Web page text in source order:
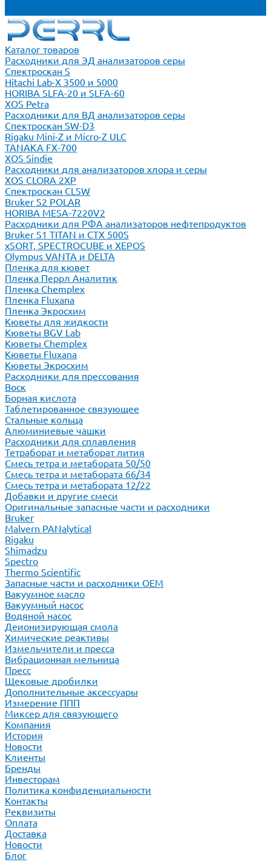
Каталог товаров
Расходники для ЭД анализаторов серы
Спектроскан S
Hitachi Lab-X 3500 и 5000
HORIBA SLFA-20 и SLFA-60
XOS Petra
Расходники для ВД анализаторов серы
Спектроскан SW-D3
Rigaku Mini-Z и Micro-Z ULC
TANAKA FX-700
XOS Sindie
Расходники для анализаторов хлора и серы
XOS CLORA 2XP
Спектроскан CLSW
Bruker S2 POLAR
HORIBA MESA-7220V2
Расходники для РФА анализаторов нефтепродуктов
Bruker S1 TITAN и CTX 500S
xSORT, SPECTROCUBE и XEPOS
Olympus VANTA и DELTA
Пленка для кювет
Пленка Перрл Аналитик
Пленка Chemplex
Пленка Fluxana
Пленка Экросхим
Кюветы для жидкости
Кюветы BGV Lab
Кюветы Chemplex
Кюветы Fluxana
Кюветы Экросхим
Расходники для прессования
Воск
Борная кислота
Таблетированное связующее
Стальные кольца
Алюминиевые чашки
Расходники для сплавления
Тетраборат и метаборат лития
Смесь тетра и метабората 50/50
Смесь тетра и метабората 66/34
Смесь тетра и метабората 12/22
Добавки и другие смеси
Оригинальные запасные части и расходники
Bruker
Malvern PANalytical
Rigaku
Shimadzu
Spectro
Thermo Scientific
Запасные части и расходники ОЕМ
Вакуумное масло
Вакуумный насос
Водяной насос
Деионизирующая смола
Химические реактивы
Измельчители и пресса
Вибрационная мельница
Пресс
Щековые дробилки
Дополнительные аксессуары
Измерение ППП
Миксер для связующего
Компания
История
Новости
Клиенты
Бренды
Инвесторам
Политика конфиденциальности
Контакты
Реквизиты
Оплата
Доставка
Новости
Блог